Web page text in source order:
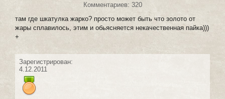
Комментариев: 320
там где шкатулка жарко? просто может быть что золото от
жары сплавилось, этим и обьясняется некачественная пайка)))
+
Зарегистрирован:
4.12.2011